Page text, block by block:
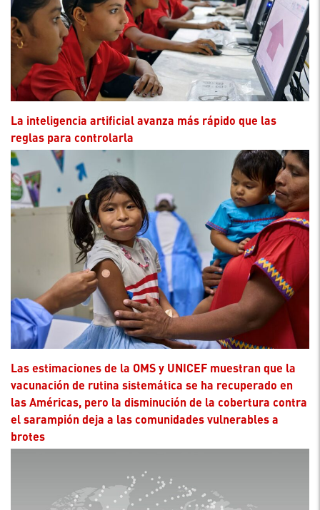
La inteligencia artificial avanza más rápido que las
reglas para controlarla
Las estimaciones de la OMS y UNICEF muestran que la
vacunación de rutina sistemática se ha recuperado en
las Américas, pero la disminución de la cobertura contra
el sarampión deja a las comunidades vulnerables a
brotes